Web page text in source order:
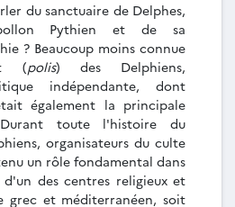
du sanctuaire de Delphes,
Pythien et de sa
? Beaucoup moins connue
(polis) des Delphiens,
indépendante, dont
également la principale
toute l'histoire du
organisateurs du culte
un rôle fondamental dans
des centres religieux et
grec et méditerranéen, soit